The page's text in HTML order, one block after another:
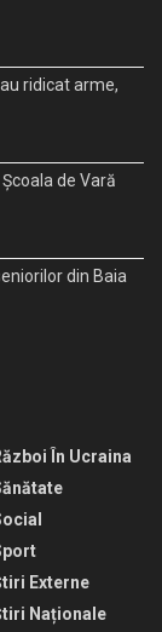
ridicat arme,
de Vară
din Baia
În Ucraina
Externe
Naționale